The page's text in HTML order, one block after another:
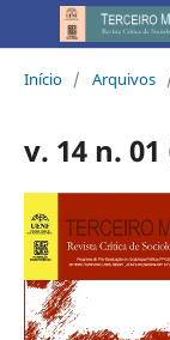
Início / Arquivos
v. 14 n.